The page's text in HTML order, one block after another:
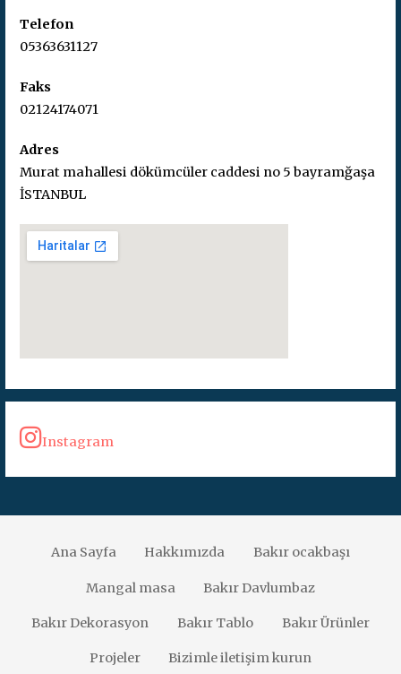
Telefon
05363631127
Faks
02124174071
Adres
Murat mahallesi dökümcüler caddesi no 5 bayramğaşa
İSTANBUL
Instagram
Ana Sayfa Hakkımızda Bakır ocakbaşı
Mangal masa Bakır Davlumbaz
Bakır Dekorasyon Bakır Tablo Bakır Ürünler
Projeler Bizimle iletişim kurun